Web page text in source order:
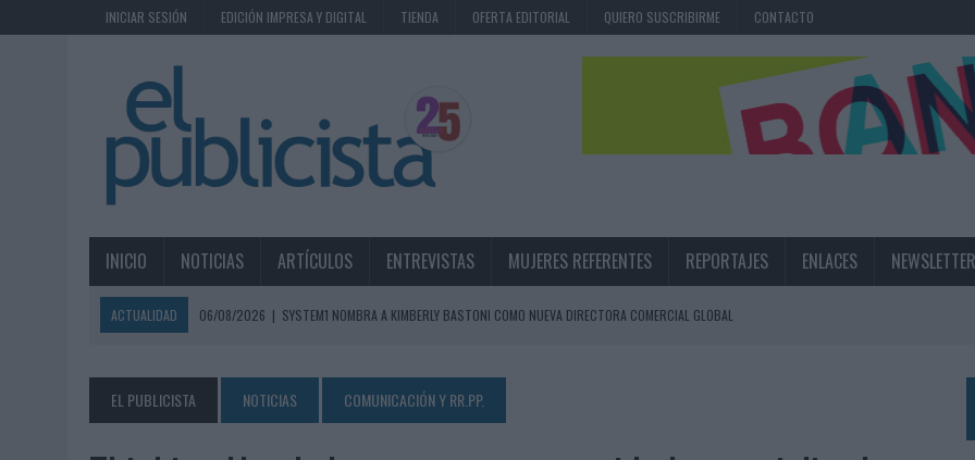
INICIAR SESIÓN EDICIÓN IMPRESA Y DIGITAL TIENDA OFERTA EDITORIAL QUIERO SUSCRIBIRME CONTACTO
INICIO NOTICIAS ARTÍCULOS ENTREVISTAS MUJERES REFERENTES REPORTAJES ENLACES NEWSLETTER
ACTUALIDAD 06/08/2026 | SYSTEM1 NOMBRA A KIMBERLY BASTONI COMO NUEVA DIRECTORA COMERCIAL GLOBAL
LA IA ESTÁ SUBIENDO EL LISTÓN DE LA CREATIVIDAD
05/08/2026 | BEON WORLDWIDE LANZA RAÍZ URBANA PARA TRANSFORMAR EL PATRIMONIO HISTÓRICO EN ACTIVOS CULTURALES Y ECONÓMICOS
EL PUBLICISTA NOTICIAS COMUNICACIÓN Y RR.PP.